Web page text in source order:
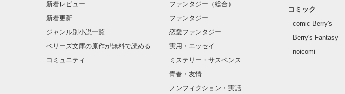
新着レビュー
新着更新
ジャンル別小説一覧
ベリーズ文庫の原作が無料で読める
コミュニティ
ファンタジー（総合）
ファンタジー
恋愛ファンタジー
実用・エッセイ
ミステリー・サスペンス
青春・友情
ノンフィクション・実話
コミック
comic Berry's
Berry's Fantasy
noicomi